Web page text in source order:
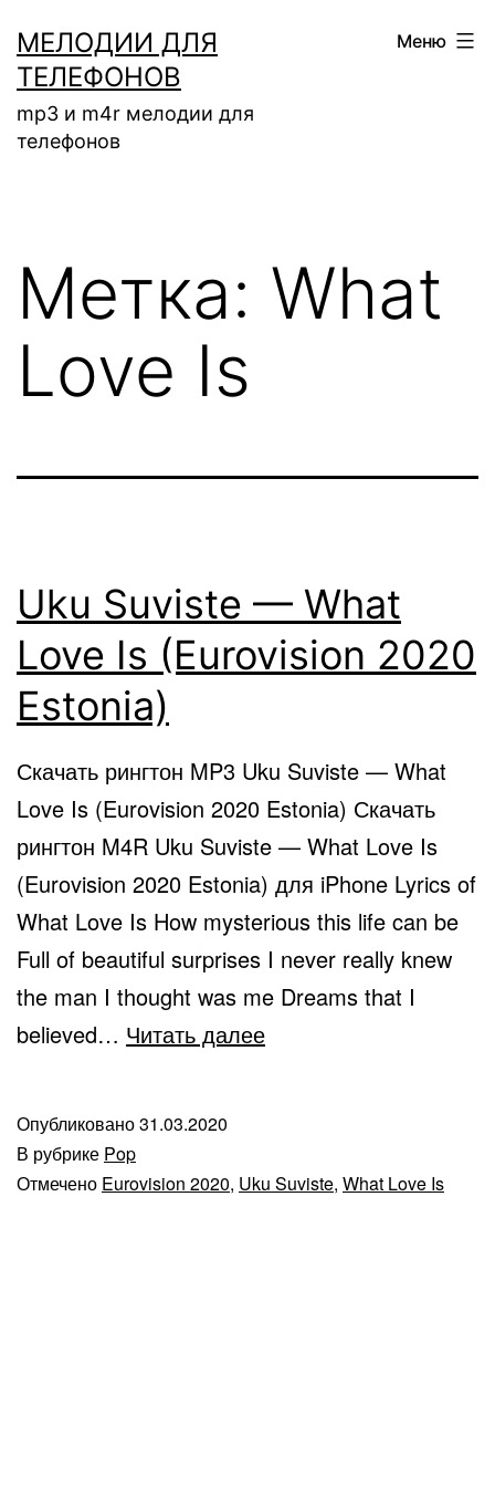
содержимому
МЕЛОДИИ ДЛЯ
ТЕЛЕФОНОВ
mp3 и m4r мелодии для
телефонов
Меню
Метка: What
Love Is
Uku Suviste — What
Love Is (Eurovision 2020
Estonia)
Скачать рингтон MP3 Uku Suviste — What
Love Is (Eurovision 2020 Estonia) Скачать
рингтон M4R Uku Suviste — What Love Is
(Eurovision 2020 Estonia) для iPhone Lyrics of
What Love Is How mysterious this life can be
Full of beautiful surprises I never really knew
the man I thought was me Dreams that I
believed… Читать далееUku
Love
Опубликовано31.03.2020
В рубрике Pop
Отмечено Eurovision 2020, Uku Suviste, What Love Is